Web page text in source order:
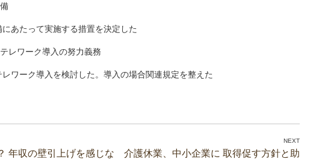
あたって実施する措置を決定した
レワーク導入の努力義務
ワーク導入を検討した。導入の場合関連規定を整えた
年収の壁引上げを感じな
介護休業、中小企業に 取得促す方針と助